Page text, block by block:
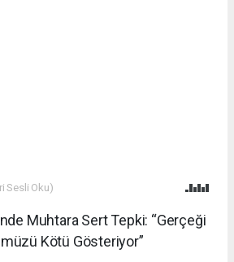
Sesli Oku)
Muhtara Sert Tepki: “Gerçeği
Kötü Gösteriyor”